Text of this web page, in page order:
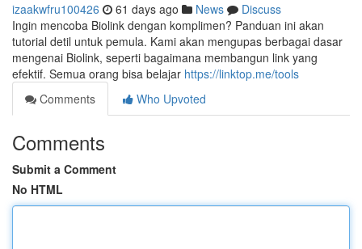
izaakwfru100426 61 days ago News
Discuss
Ingin mencoba Biolink dengan komplimen? Panduan ini akan
tutorial detil untuk pemula. Kami akan mengupas berbagai dasar
mengenai Biolink, seperti bagaimana membangun link yang
efektif. Semua orang bisa belajar https://linktop.me/tools
Comments
Who Upvoted
Comments
Submit a Comment
No HTML